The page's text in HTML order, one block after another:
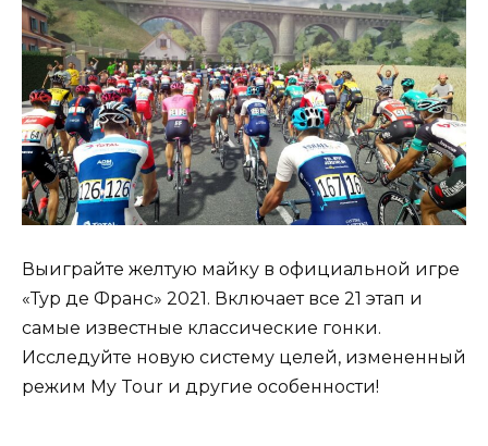
Выиграйте желтую майку в официальной игре
«Тур де Франс» 2021. Включает все 21 этап и
самые известные классические гонки.
Исследуйте новую систему целей, измененный
режим My Tour и другие особенности!